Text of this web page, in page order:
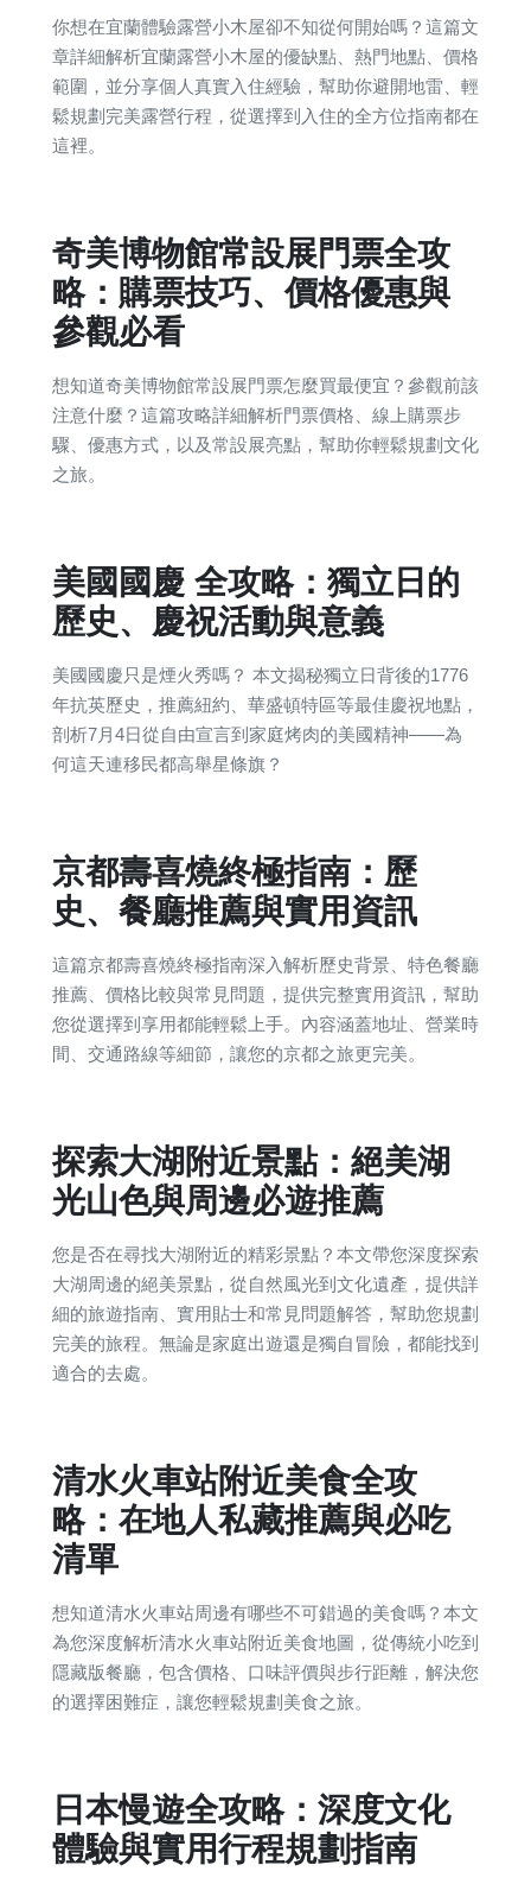
你想在宜蘭體驗露營小木屋卻不知從何開始嗎？這篇文
章詳細解析宜蘭露營小木屋的優缺點、熱門地點、價格
範圍，並分享個人真實入住經驗，幫助你避開地雷、輕
鬆規劃完美露營行程，從選擇到入住的全方位指南都在
這裡。
奇美博物館常設展門票全攻
略：購票技巧、價格優惠與
參觀必看
想知道奇美博物館常設展門票怎麼買最便宜？參觀前該
注意什麼？這篇攻略詳細解析門票價格、線上購票步
驟、優惠方式，以及常設展亮點，幫助你輕鬆規劃文化
之旅。
美國國慶 全攻略：獨立日的
歷史、慶祝活動與意義
美國國慶只是煙火秀嗎？ 本文揭秘獨立日背後的1776
年抗英歷史，推薦紐約、華盛頓特區等最佳慶祝地點，
剖析7月4日從自由宣言到家庭烤肉的美國精神——為
何這天連移民都高舉星條旗？
京都壽喜燒終極指南：歷
史、餐廳推薦與實用資訊
這篇京都壽喜燒終極指南深入解析歷史背景、特色餐廳
推薦、價格比較與常見問題，提供完整實用資訊，幫助
您從選擇到享用都能輕鬆上手。內容涵蓋地址、營業時
間、交通路線等細節，讓您的京都之旅更完美。
探索大湖附近景點：絕美湖
光山色與周邊必遊推薦
您是否在尋找大湖附近的精彩景點？本文帶您深度探索
大湖周邊的絕美景點，從自然風光到文化遺產，提供詳
細的旅遊指南、實用貼士和常見問題解答，幫助您規劃
完美的旅程。無論是家庭出遊還是獨自冒險，都能找到
適合的去處。
清水火車站附近美食全攻
略：在地人私藏推薦與必吃
清單
想知道清水火車站周邊有哪些不可錯過的美食嗎？本文
為您深度解析清水火車站附近美食地圖，從傳統小吃到
隱藏版餐廳，包含價格、口味評價與步行距離，解決您
的選擇困難症，讓您輕鬆規劃美食之旅。
日本慢遊全攻略：深度文化
體驗與實用行程規劃指南